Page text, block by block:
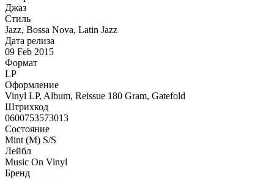
Джаз
Стиль
Jazz, Bossa Nova, Latin Jazz
Дата релиза
09 Feb 2015
Формат
LP
Оформление
Vinyl LP, Album, Reissue 180 Gram, Gatefold
Штрихкод
0600753573013
Состояние
Mint (M) S/S
Лейбл
Music On Vinyl
Бренд